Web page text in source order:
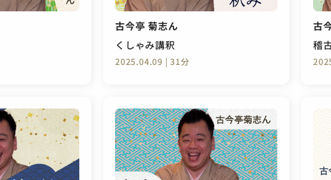
古今亭 菊志ん
くしゃみ講釈
2025.04.09 | 31分
古
稽